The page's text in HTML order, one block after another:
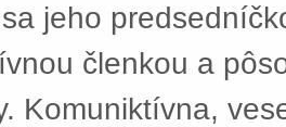
jeho
členkou a
Komuniktívna,